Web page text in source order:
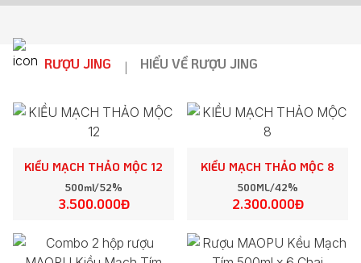
RƯỢU JING | HIỂU VỀ RƯỢU JING
KIỀU MẠCH THẢO MỘC 12
500ml/52%
3.500.000Đ
KIỀU MẠCH THẢO MỘC 8
500ML/42%
2.300.000Đ